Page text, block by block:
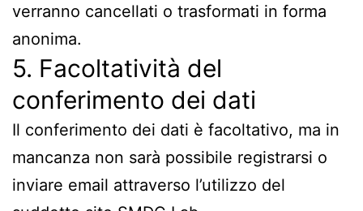
verranno cancellati o trasformati in forma
anonima.
5. Facoltatività del
conferimento dei dati
Il conferimento dei dati è facoltativo, ma in
mancanza non sarà possibile registrarsi o
inviare email attraverso l’utilizzo del